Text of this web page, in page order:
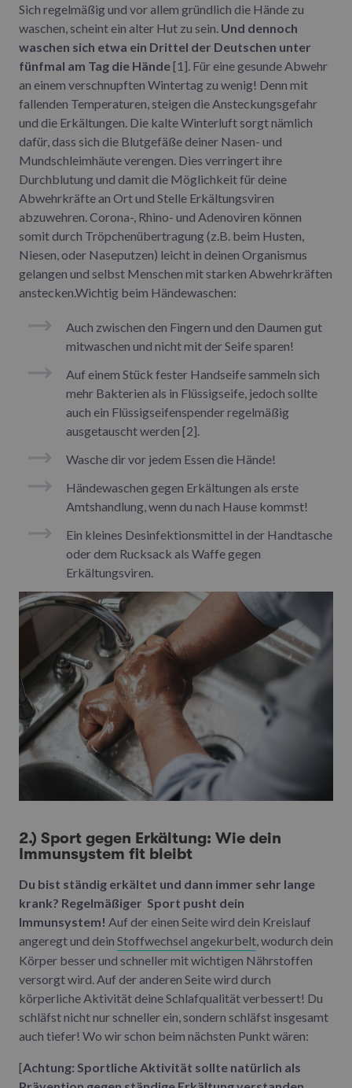
Sich regelmäßig und vor allem gründlich die Hände zu
waschen, scheint ein alter Hut zu sein. Und dennoch
waschen sich etwa ein Drittel der Deutschen unter
fünfmal am Tag die Hände[1]. Für eine gesunde Abwehr
an einem verschnupften Wintertag zu wenig! Denn mit
fallenden Temperaturen, steigen die Ansteckungsgefahr
und die Erkältungen. Die kalte Winterluft sorgt nämlich
dafür, dass sich die Blutgefäße deiner Nasen- und
Mundschleimhäute verengen. Dies verringert ihre
Durchblutung und damit die Möglichkeit für deine
Abwehrkräfte an Ort und Stelle Erkältungsviren
abzuwehren. Corona-, Rhino- und Adenoviren können
somit durch Tröpchenübertragung (z.B. beim Husten,
Niesen, oder Naseputzen) leicht in deinen Organismus
gelangen und selbst Menschen mit starken Abwehrkräften
anstecken.Wichtig beim Händewaschen:
Auch zwischen den Fingern und den Daumen gut
mitwaschen und nicht mit der Seife sparen!
Auf einem Stück fester Handseife sammeln sich
mehr Bakterien als in Flüssigseife, jedoch sollte
auch ein Flüssigseifenspender regelmäßig
ausgetauscht werden [2].
Wasche dir vor jedem Essen die Hände!
Händewaschen gegen Erkältungen als erste
Amtshandlung, wenn du nach Hause kommst!
Ein kleines Desinfektionsmittel in der Handtasche
oder dem Rucksack als Waffe gegen
Erkältungsviren.
2.) Sport gegen Erkältung: Wie dein
Immunsystem fit bleibt
Du bist ständig erkältet und dann immer sehr lange
krank? Regelmäßiger Sport pusht dein
Immunsystem! Auf der einen Seite wird dein Kreislauf
angeregt und dein Stoffwechsel angekurbelt, wodurch dein
Körper besser und schneller mit wichtigen Nährstoffen
versorgt wird. Auf der anderen Seite wird durch
körperliche Aktivität deine Schlafqualität verbessert! Du
schläfst nicht nur schneller ein, sondern schläfst insgesamt
auch tiefer! Wo wir schon beim nächsten Punkt wären:
[Achtung: Sportliche Aktivität sollte natürlich als